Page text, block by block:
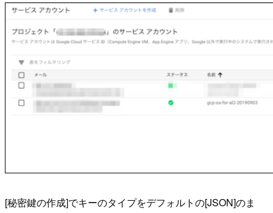
[秘密鍵の作成]でキーのタイプをデフォルトの[JSON]のま